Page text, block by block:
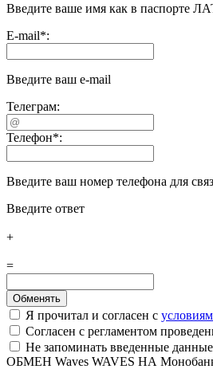
Введите ваше имя как в паспорте
E-mail*:
Введите ваш e-mail
Телеграм:
Телефон*:
Введите ваш номер телефона для
Введите ответ
+
=
Я прочитал и согласен с
Согласен с регламентом
Не запоминать введенные данные
ОБМЕН Waves WAVES НА